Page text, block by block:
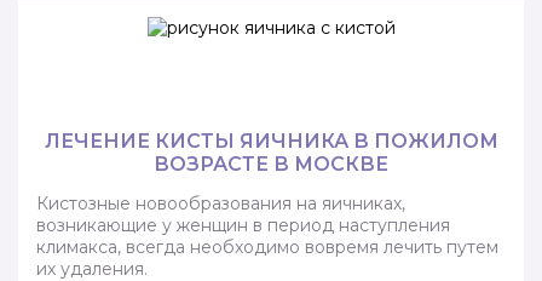
ЛЕЧЕНИЕ КИСТЫ ЯИЧНИКА В ПОЖИЛОМ
ВОЗРАСТЕ В МОСКВЕ
Кистозные новообразования на яичниках,
возникающие у женщин в период наступления
климакса, всегда необходимо вовремя лечить путем
их удаления.